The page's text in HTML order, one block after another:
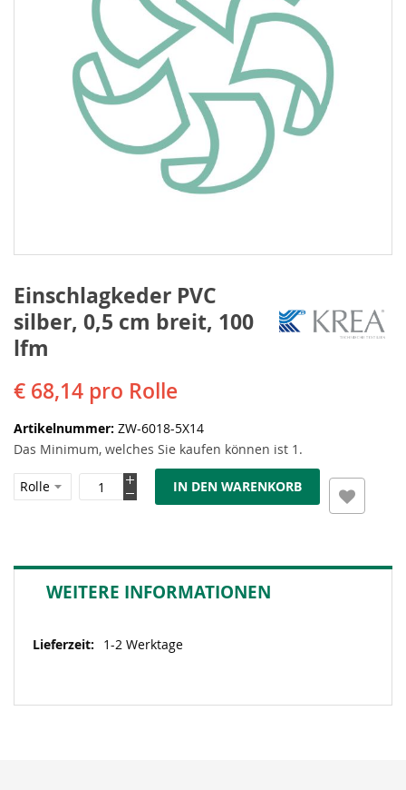
Einschlagkeder PVC
silber, 0,5 cm breit, 100
lfm
€ 68,14 pro Rolle
Artikelnummer ZW-6018-5X14
Das Minimum, welches Sie kaufen können ist 1.
IN DEN WARENKORB
WEITERE INFORMATIONEN
Weitere
1-2 Werktage